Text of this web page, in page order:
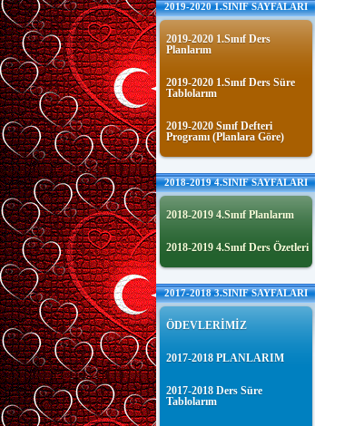
2019-2020 1.SINIF SAYFALARI
2019-2020 1.Sınıf Ders
Planlarım
2019-2020 1.Sınıf Ders Süre
Tablolarım
2019-2020 Sınıf Defteri
Programı (Planlara Göre)
2018-2019 4.SINIF SAYFALARI
2018-2019 4.Sınıf Planlarım
2018-2019 4.Sınıf Ders Özetleri
2017-2018 3.SINIF SAYFALARI
ÖDEVLERİMİZ
2017-2018 PLANLARIM
2017-2018 Ders Süre
Tablolarım